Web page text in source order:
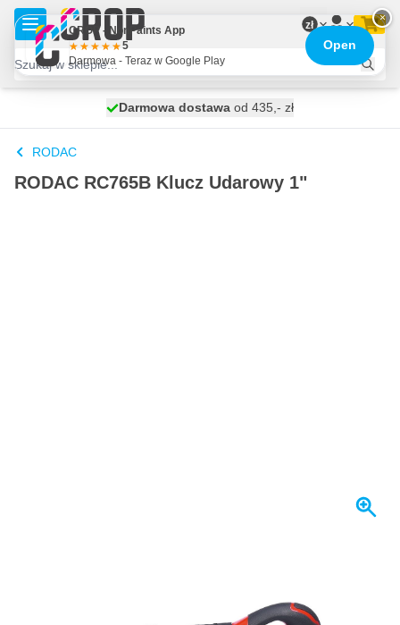
Przejdź do treści
zł
wysyłka dzisiaj
Darmowa dostawa od 435,- zł
100 dni
RODAC
RODAC RC765B Klucz Udarowy 1"
×
CROP - NonPaints App
5
Darmowa - Teraz w Google Play
Open